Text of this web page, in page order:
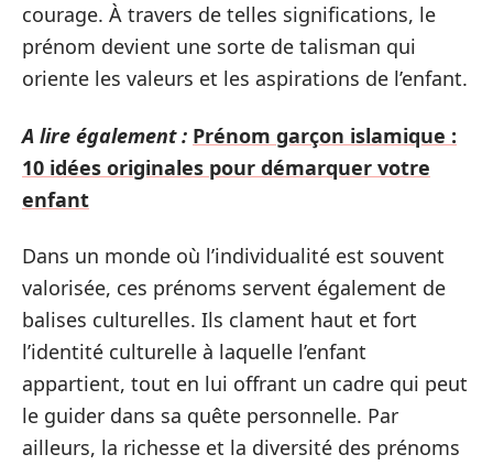
courage. À travers de telles significations, le
prénom devient une sorte de talisman qui
oriente les valeurs et les aspirations de l’enfant.
A lire également : Prénom garçon islamique :
10 idées originales pour démarquer votre
enfant
Dans un monde où l’individualité est souvent
valorisée, ces prénoms servent également de
balises culturelles. Ils clament haut et fort
l’identité culturelle à laquelle l’enfant
appartient, tout en lui offrant un cadre qui peut
le guider dans sa quête personnelle. Par
ailleurs, la richesse et la diversité des prénoms